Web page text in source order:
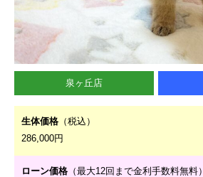
泉ヶ丘店
生体価格 （税込）
286,000円
ローン価格 （最大12回まで金利手数料無料）